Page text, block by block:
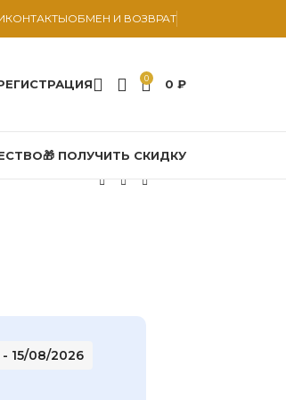
КОНТАКТЫОБМЕН И ВОЗВРАТ
0 0 ₽
🎁 ПОЛУЧИТЬ СКИДКУ
- 15/08/2026